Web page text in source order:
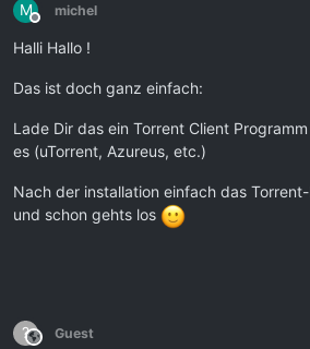
M
Offline
michel
Halli Hallo !
Das ist doch ganz einfach:
Lade Dir das ein Torrent Client
es (uTorrent, Azureus, etc.)
Nach der installation einfach das
und schon gehts los
?This user is from outside of this forum
Guest